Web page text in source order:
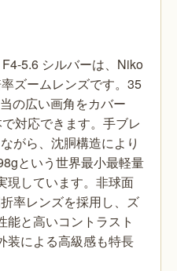
5.6 シルバーは、Niko
ズームレンズです。35
の広い画角をカバー
対応できます。手ブレ
がら、沈胴構造により
という世界最小最軽量
現しています。非球面
率レンズを採用し、ズ
能と高いコントラスト
装による高級感も特長